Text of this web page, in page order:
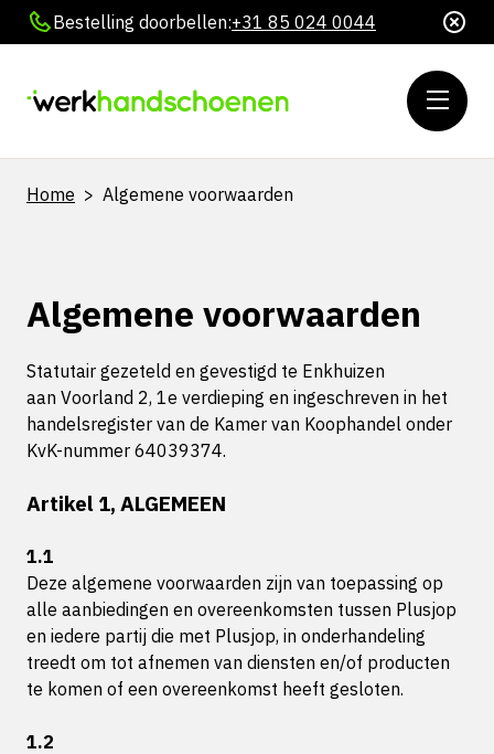
Bestelling doorbellen:+31 85 024 0044
Home > Algemene voorwaarden
Algemene voorwaarden
Statutair gezeteld en gevestigd te Enkhuizen
aan Voorland 2, 1e verdieping en ingeschreven in het
handelsregister van de Kamer van Koophandel onder
KvK-nummer 64039374.
Artikel 1, ALGEMEEN
1.1
Deze algemene voorwaarden zijn van toepassing op
alle aanbiedingen en overeenkomsten tussen Plusjop
en iedere partij die met Plusjop, in onderhandeling
treedt om tot afnemen van diensten en/of producten
te komen of een overeenkomst heeft gesloten.
1.2